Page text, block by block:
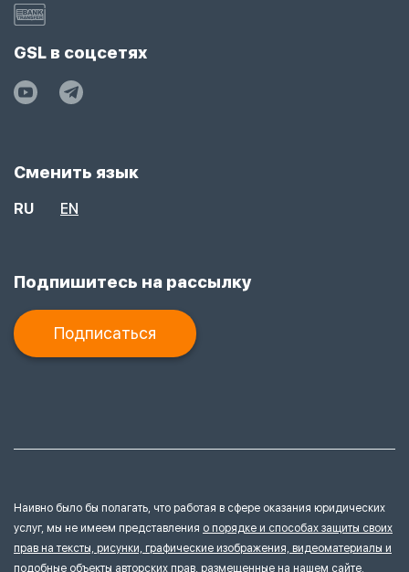
GSL в соцсетях
Сменить язык
RU EN
Подпишитесь на рассылку
Подписаться
Наивно было бы полагать, что работая в сфере оказания юридических
услуг, мы не имеем представления о порядке и способах защиты своих
прав на тексты, рисунки, графические изображения, видеоматериалы и
подобные объекты авторских прав, размещенные на нашем сайте.